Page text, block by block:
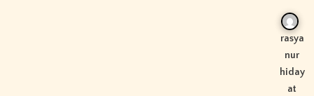
rasya
nur
hiday
at